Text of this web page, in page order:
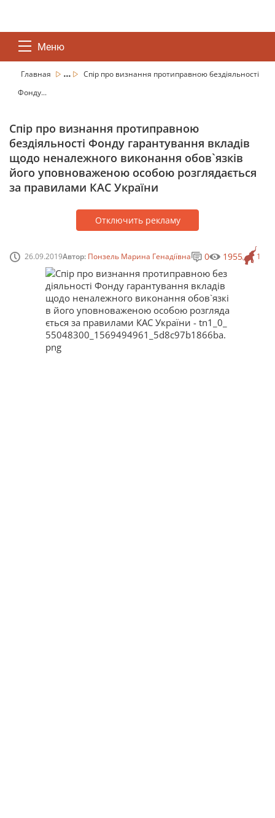
Меню
Главная ...
Спір про визнання протиправною бездіяльності
Фонду...
Спір про визнання протиправною
бездіяльності Фонду гарантування вкладів
щодо неналежного виконання обов`язків
його уповноваженою особою розглядається
за правилами КАС України
Отключить рекламу
26.09.2019Автор: Понзель Марина Генадіївна 1
0 1955